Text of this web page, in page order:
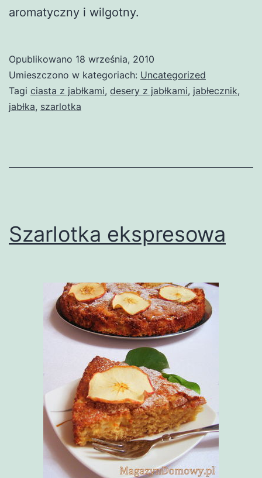
aromatyczny i wilgotny.
Opublikowano 18 września, 2010
Umieszczono w kategoriach: Uncategorized
Tagi ciasta z jabłkami, desery z jabłkami, jabłecznik,
jabłka, szarlotka
Szarlotka ekspresowa